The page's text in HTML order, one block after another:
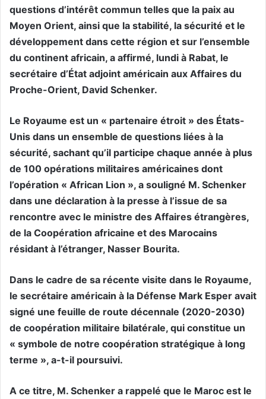
questions d’intérêt commun telles que la paix au
Moyen Orient, ainsi que la stabilité, la sécurité et le
développement dans cette région et sur l’ensemble
du continent africain, a affirmé, lundi à Rabat, le
secrétaire d’État adjoint américain aux Affaires du
Proche-Orient, David Schenker.
Le Royaume est un « partenaire étroit » des États-
Unis dans un ensemble de questions liées à la
sécurité, sachant qu’il participe chaque année à plus
de 100 opérations militaires américaines dont
l’opération « African Lion », a souligné M. Schenker
dans une déclaration à la presse à l’issue de sa
rencontre avec le ministre des Affaires étrangères,
de la Coopération africaine et des Marocains
résidant à l’étranger, Nasser Bourita.
Dans le cadre de sa récente visite dans le Royaume,
le secrétaire américain à la Défense Mark Esper avait
signé une feuille de route décennale (2020-2030)
de coopération militaire bilatérale, qui constitue un
« symbole de notre coopération stratégique à long
terme », a-t-il poursuivi.
A ce titre, M. Schenker a rappelé que le Maroc est le